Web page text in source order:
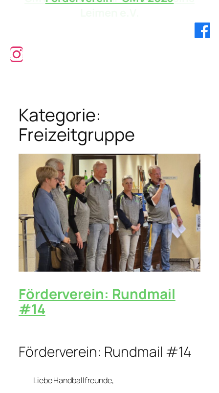
Kategorie:
Freizeitgruppe
Förderverein: Rundmail
#14
Förderverein: Rundmail #14
Liebe Handballfreunde,